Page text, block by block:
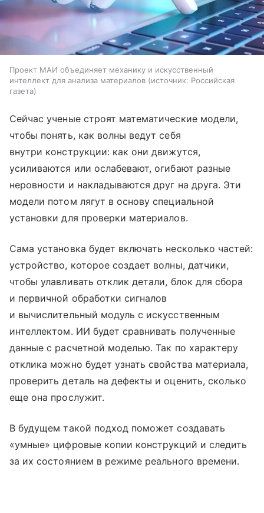
Проект МАИ объединяет механику и искусственный
интеллект для анализа материалов
источник: Российская
газета
Сейчас ученые строят математические модели,
чтобы понять, как волны ведут себя
внутри конструкции: как они движутся,
усиливаются или ослабевают, огибают разные
неровности и накладываются друг на друга. Эти
модели потом лягут в основу специальной
установки для проверки материалов.
Сама установка будет включать несколько частей:
устройство, которое создает волны, датчики,
чтобы улавливать отклик детали, блок для сбора
и первичной обработки сигналов
и вычислительный модуль с искусственным
интеллектом. ИИ будет сравнивать полученные
данные с расчетной моделью. Так по характеру
отклика можно будет узнать свойства материала,
проверить деталь на дефекты и оценить, сколько
еще она прослужит.
В будущем такой подход поможет создавать
«умные» цифровые копии конструкций и следить
за их состоянием в режиме реального времени.